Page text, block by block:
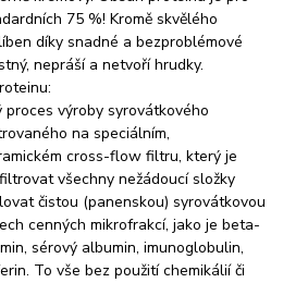
75 %! Kromě skvělého
díky snadné a bezproblémové
nepráší a netvoří hrudky.
proces výroby syrovátkového
na speciálním,
cross-flow filtru, který je
všechny nežádoucí složky
čistou (panenskou) syrovátkovou
cenných mikrofrakcí, jako je beta-
sérový albumin, imunoglobulin,
To vše bez použití chemikálií či